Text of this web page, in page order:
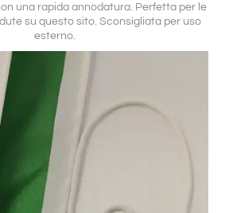
una rapida annodatura. Perfetta per le
su questo sito. Sconsigliata per uso
esterno.